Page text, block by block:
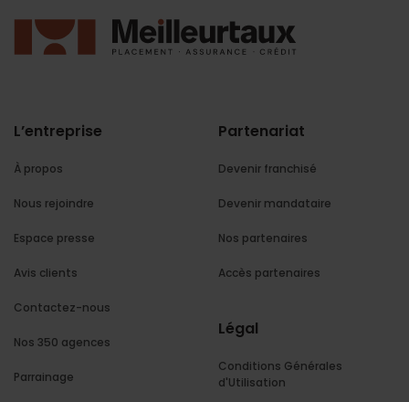
L’entreprise
À propos
Nous rejoindre
Espace presse
Avis clients
Contactez-nous
Nos 350 agences
Parrainage
Partenariat
Devenir franchisé
Devenir mandataire
Nos partenaires
Accès partenaires
Légal
Conditions Générales
d'Utilisation